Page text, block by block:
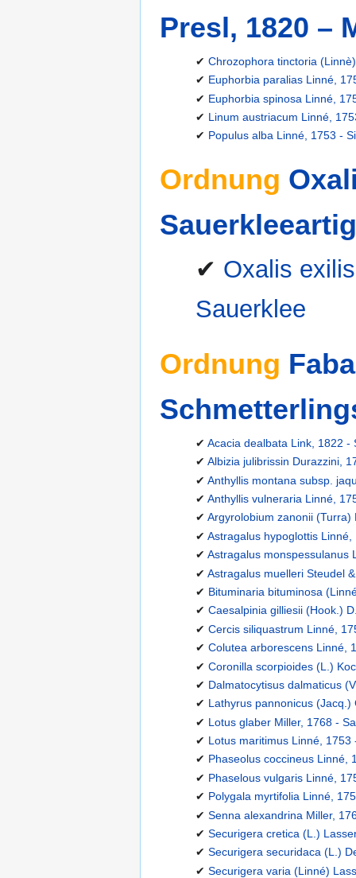
Presl, 1820 –
✔ Chrozophora tinctoria
✔ Euphorbia paralias Linné,
✔ Euphorbia spinosa Linné,
✔ Linum austriacum Linné,
✔ Populus alba Linné, 1753 -
Ordnung
✔ Oxalis
Sauerklee
Ordnung
✔ Acacia dealbata Link, 1822 -
✔ Albizia julibrissin Durazzini,
✔ Anthyllis montana subsp.
✔ Anthyllis vulneraria Linné,
✔ Argyrolobium zanonii (Turra)
✔ Astragalus hypoglottis
✔ Astragalus monspessulanus
✔ Astragalus muelleri Steudel
✔ Bituminaria bituminosa
✔ Caesalpinia gilliesii (Hook.)
✔ Cercis siliquastrum Linné,
✔ Colutea arborescens Linné,
✔ Coronilla scorpioides (L.)
✔ Dalmatocytisus dalmaticus
✔ Lathyrus pannonicus
✔ Lotus glaber Miller, 1768 -
✔ Lotus maritimus Linné,
✔ Phaseolus coccineus Linné,
✔ Phaselous vulgaris Linné,
✔ Polygala myrtifolia Linné,
✔ Senna alexandrina Miller,
✔ Securigera cretica (L.)
✔ Securigera securidaca (L.)
✔ Securigera varia (Linné)